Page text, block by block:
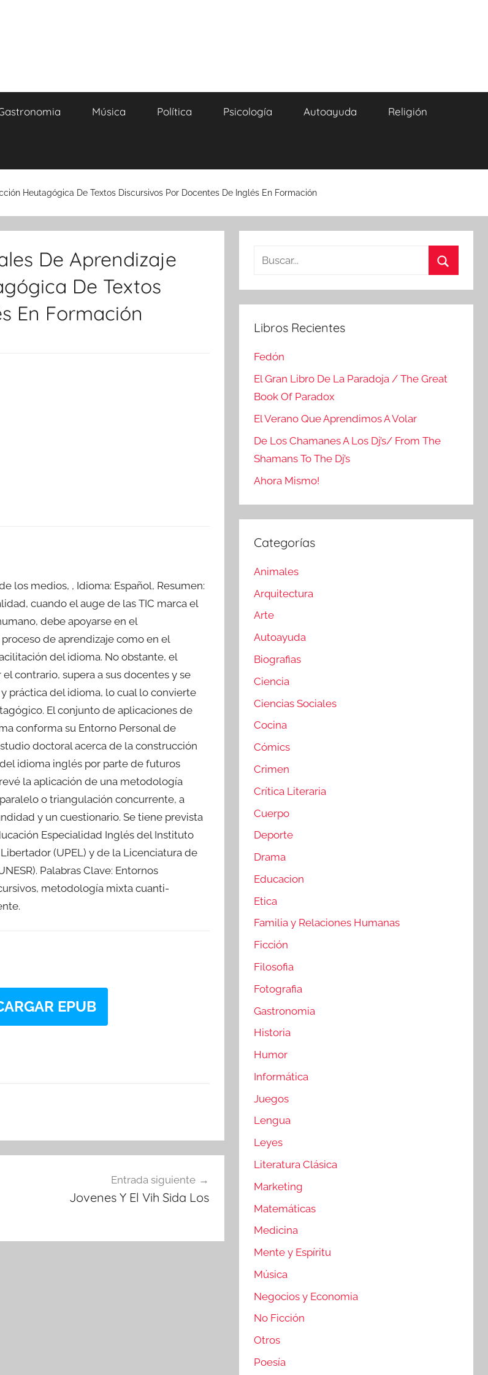
Música Política Psicología Autoayuda Religión
Heutagógica De Textos Discursivos Por Docentes De Inglés En Formación
De Aprendizaje
De Textos
En Formación
los medios, , Idioma: Español, Resumen:
cuando el auge de las TIC marca el
debe apoyarse en el
de aprendizaje como en el
del idioma. No obstante, el
contrario, supera a sus docentes y se
práctica del idioma, lo cual lo convierte
El conjunto de aplicaciones de
conforma su Entorno Personal de
doctoral acerca de la construcción
idioma inglés por parte de futuros
la aplicación de una metodología
o triangulación concurrente, a
y un cuestionario. Se tiene prevista
Especialidad Inglés del Instituto
(UPEL) y de la Licenciatura de
Palabras Clave: Entornos
metodología mixta cuanti-
EPUB
Entrada siguiente
Jovenes Y El Vih Sida Los
Buscar:
Libros Recientes
Fedón
El Gran Libro De La Paradoja / The Great
Book Of Paradox
El Verano Que Aprendimos A Volar
De Los Chamanes A Los Dj’s/ From The
Shamans To The Dj’s
Ahora Mismo!
Categorías
Animales
Arquitectura
Arte
Autoayuda
Biografias
Ciencia
Ciencias Sociales
Cocina
Cómics
Crimen
Crítica Literaria
Cuerpo
Deporte
Drama
Educacion
Etica
Familia y Relaciones Humanas
Ficción
Filosofia
Fotografia
Gastronomia
Historia
Humor
Informática
Juegos
Lengua
Leyes
Literatura Clásica
Marketing
Matemáticas
Medicina
Mente y Espíritu
Música
Negocios y Economia
No Ficción
Otros
Poesía